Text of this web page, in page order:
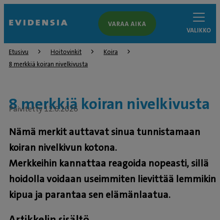
VARAA AIKA
VALIKKO
Etusivu Hoitovinkit
Koira
8 merkkiä koiran nivelkivusta
8 merkkiä koiran nivelkivusta
Päivitetty 12.6.2026
Nämä merkit auttavat sinua tunnistamaan
koiran nivelkivun kotona.
Merkkeihin kannattaa reagoida nopeasti, sillä
hoidolla voidaan useimmiten lievittää lemmikin
kipua ja parantaa sen elämänlaatua.